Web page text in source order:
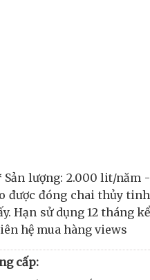
Sản lượng: 2.000 lit/năm -
được đóng chai thủy tinh
Hạn sử dụng 12 tháng kể
hệ mua hàng views
cấp: